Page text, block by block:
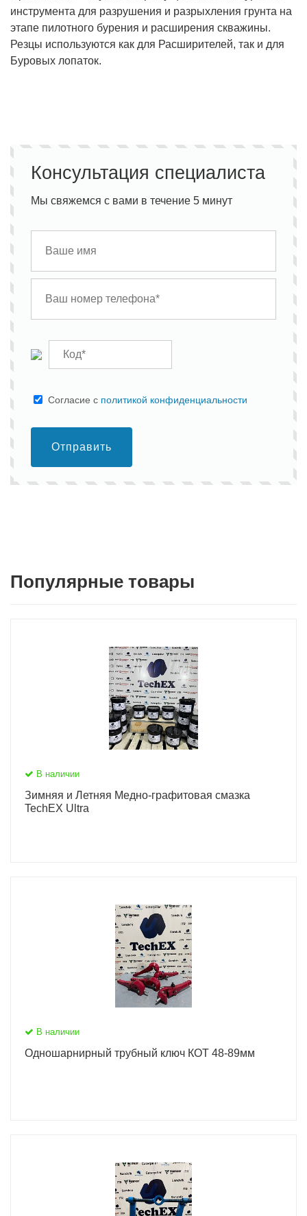
инструмента для разрушения и разрыхления грунта на
этапе пилотного бурения и расширения скважины.
Резцы используются как для Расширителей, так и для
Буровых лопаток.
Консультация специалиста
Мы свяжемся с вами в течение 5 минут
Cогласие с политикой конфиденциальности
Отправить
Популярные товары
В наличии
Зимняя и Летняя Медно-графитовая смазка
TechEX Ultra
В наличии
Одношарнирный трубный ключ КОТ 48-89мм